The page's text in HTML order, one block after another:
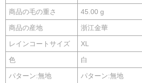
商品の毛の重さ 45.00 g
商品の産地 浙江金華
レインコートサイズ XL
色 白
パターン:無地 パターン:無地